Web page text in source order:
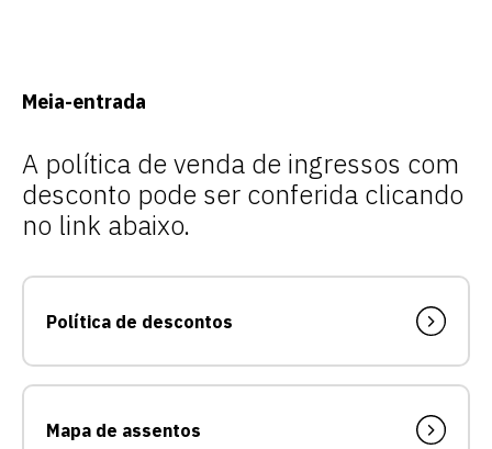
Meia-entrada
A política de venda de ingressos com
desconto pode ser conferida clicando
no link abaixo.
Política de descontos
Mapa de assentos
Escolha a vaga que você
quer concorrer: